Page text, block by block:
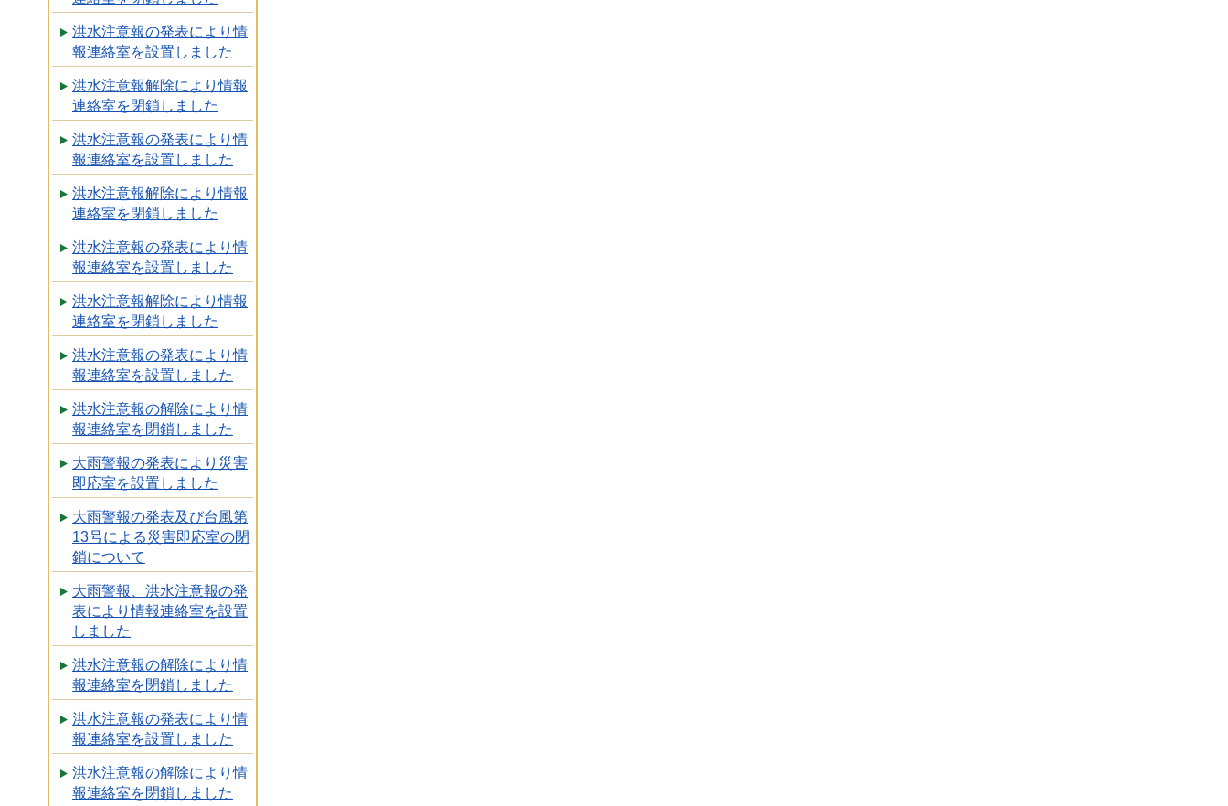
洪水注意報の発表により情
報連絡室を設置しました
洪水注意報解除により情報
連絡室を閉鎖しました
洪水注意報の発表により情
報連絡室を設置しました
洪水注意報解除により情報
連絡室を閉鎖しました
洪水注意報の発表により情
報連絡室を設置しました
洪水注意報解除により情報
連絡室を閉鎖しました
洪水注意報の発表により情
報連絡室を設置しました
洪水注意報の解除により情
報連絡室を閉鎖しました
大雨警報の発表により災害
即応室を設置しました
大雨警報の発表及び台風第
13号による災害即応室の閉
鎖について
大雨警報、洪水注意報の発
表により情報連絡室を設置
しました
洪水注意報の解除により情
報連絡室を閉鎖しました
洪水注意報の発表により情
報連絡室を設置しました
洪水注意報の解除により情
報連絡室を閉鎖しました